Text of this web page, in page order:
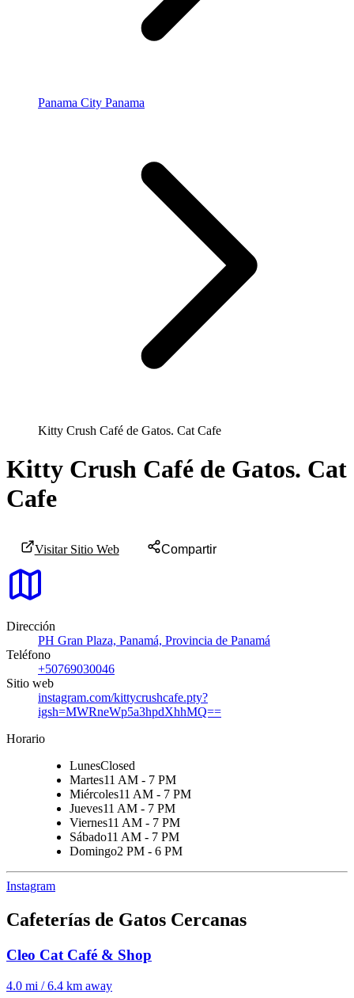
Panama City Panama
Kitty Crush Café de Gatos. Cat Cafe
Kitty Crush Café de Gatos. Cat
Cafe
Visitar Sitio Web Compartir
Dirección
PH Gran Plaza, Panamá, Provincia de Panamá
Teléfono
+50769030046
Sitio web
instagram.com/kittycrushcafe.pty?
igsh=MWRneWp5a3hpdXhhMQ==
Horario
LunesClosed
Martes11 AM - 7 PM
Miércoles11 AM - 7 PM
Jueves11 AM - 7 PM
Viernes11 AM - 7 PM
Sábado11 AM - 7 PM
Domingo2 PM - 6 PM
Instagram
Cafeterías de Gatos Cercanas
Cleo Cat Café & Shop
4.0 mi / 6.4 km away